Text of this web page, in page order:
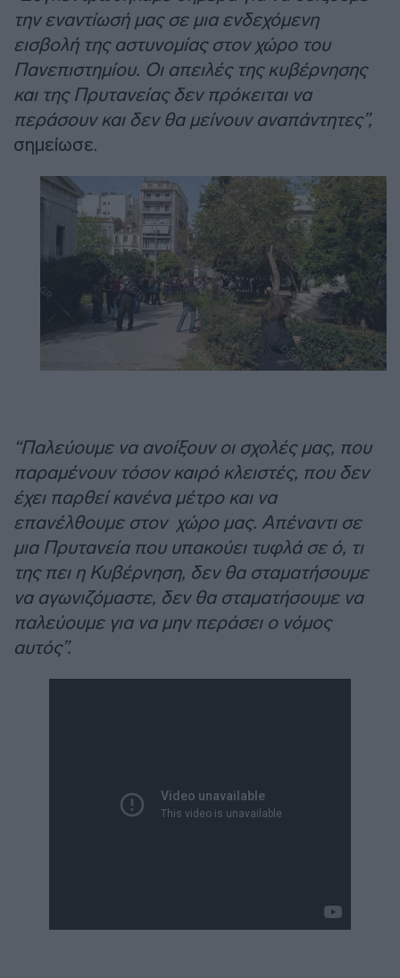
την εναντίωσή μας σε μια ενδεχόμενη
εισβολή της αστυνομίας στον χώρο του
Πανεπιστημίου. Οι απειλές της κυβέρνησης
και της Πρυτανείας δεν πρόκειται να
περάσουν και δεν θα μείνουν αναπάντητες”,
σημείωσε.
“Παλεύουμε να ανοίξουν οι σχολές μας, που
παραμένουν τόσον καιρό κλειστές, που δεν
έχει παρθεί κανένα μέτρο και να
επανέλθουμε στον χώρο μας. Απέναντι σε
μια Πρυτανεία που υπακούει τυφλά σε ό, τι
της πει η Κυβέρνηση, δεν θα σταματήσουμε
να αγωνιζόμαστε, δεν θα σταματήσουμε να
παλεύουμε για να μην περάσει ο νόμος
αυτός”.